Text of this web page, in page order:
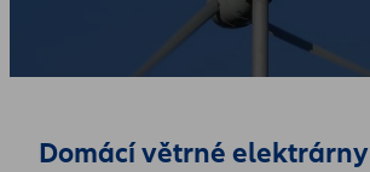
Domácí větrné elektrárny